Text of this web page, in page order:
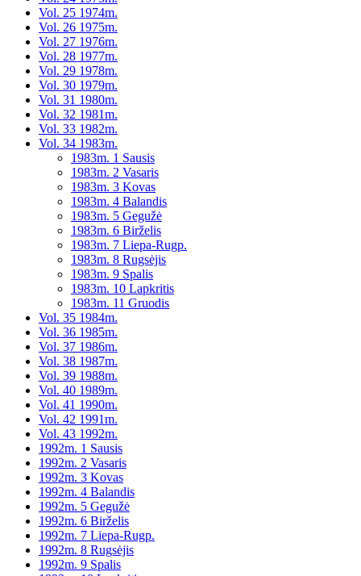
Vol. 25 1974m.
Vol. 26 1975m.
Vol. 27 1976m.
Vol. 28 1977m.
Vol. 29 1978m.
Vol. 30 1979m.
Vol. 31 1980m.
Vol. 32 1981m.
Vol. 33 1982m.
Vol. 34 1983m.
1983m. 1 Sausis
1983m. 2 Vasaris
1983m. 3 Kovas
1983m. 4 Balandis
1983m. 5 Gegužė
1983m. 6 Birželis
1983m. 7 Liepa-Rugp.
1983m. 8 Rugsėjis
1983m. 9 Spalis
1983m. 10 Lapkritis
1983m. 11 Gruodis
Vol. 35 1984m.
Vol. 36 1985m.
Vol. 37 1986m.
Vol. 38 1987m.
Vol. 39 1988m.
Vol. 40 1989m.
Vol. 41 1990m.
Vol. 42 1991m.
Vol. 43 1992m.
1992m. 1 Sausis
1992m. 2 Vasaris
1992m. 3 Kovas
1992m. 4 Balandis
1992m. 5 Gegužė
1992m. 6 Birželis
1992m. 7 Liepa-Rugp.
1992m. 8 Rugsėjis
1992m. 9 Spalis